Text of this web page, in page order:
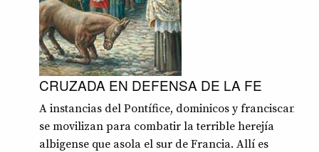
CRUZADA EN DEFENSA DE LA FE
A instancias del Pontífice, dominicos y franciscanos
se movilizan para combatir la terrible herejía
albigense que asola el sur de Francia. Allí es